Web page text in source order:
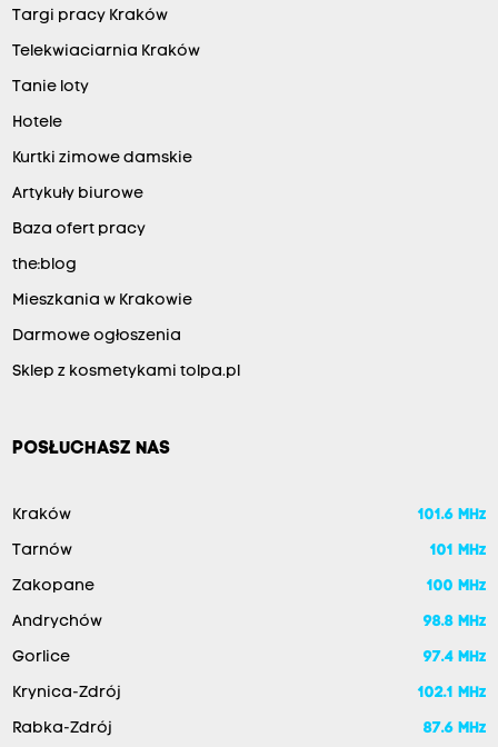
Targi pracy Kraków
Telekwiaciarnia Kraków
Tanie loty
Hotele
Kurtki zimowe damskie
Artykuły biurowe
Baza ofert pracy
the:blog
Mieszkania w Krakowie
Darmowe ogłoszenia
Sklep z kosmetykami tolpa.pl
POSŁUCHASZ NAS
Kraków 101.6 MHz
Tarnów 101 MHz
Zakopane 100 MHz
Andrychów 98.8 MHz
Gorlice 97.4 MHz
Krynica-Zdrój 102.1 MHz
Rabka-Zdrój 87.6 MHz